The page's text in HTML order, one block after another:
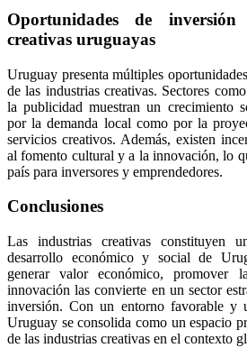
Oportunidades de
creativas uruguayas
Uruguay presenta múltiples
de las industrias creativas. Sectores
la publicidad muestran un crecimiento
por la demanda local como por la
servicios creativos. Además, existen
al fomento cultural y a la innovación, lo
país para inversores y emprendedores.
Conclusiones
Las industrias creativas constituyen
desarrollo económico y social de
generar valor económico, promover
innovación las convierte en un sector
inversión. Con un entorno favorable y
Uruguay se consolida como un espacio
de las industrias creativas en el contexto